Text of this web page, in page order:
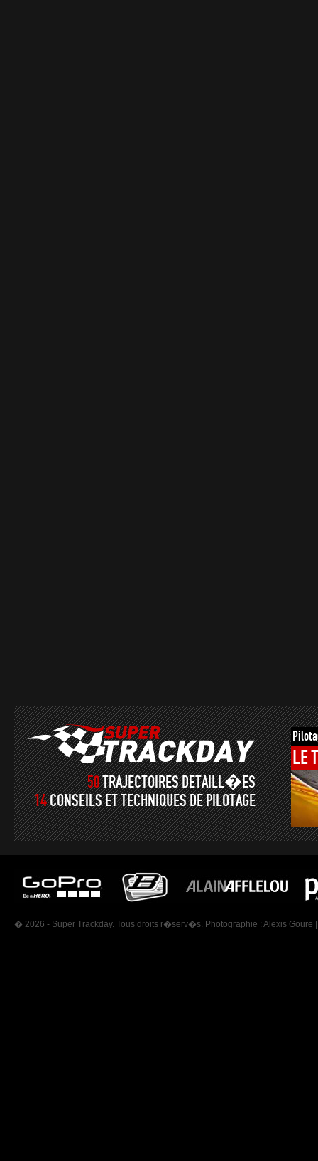
50TRAJECTOIRES DETAILL�ES
14CONSEILS ET TECHNIQUES DE PILOTAGE
LE
� 2026 - Super Trackday. Tous droits r�serv�s. Photographie : Alexis Goure